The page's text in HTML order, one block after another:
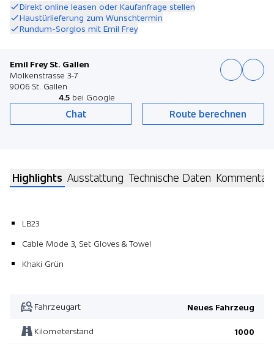
Direkt online leasen oder Kaufanfrage stellen
Haustürlieferung zum Wunschtermin
Rundum-Sorglos mit Emil Frey
Emil Frey St. Gallen
Molkenstrasse 3-7
9006 St. Gallen
4.5 bei Google
Chat Route berechnen
Highlights Ausstattung Technische Daten Kommentar
LB23
Cable Mode 3, Set Gloves & Towel
Khaki Grün
Fahrzeugart Neues Fahrzeug
Kilometerstand 1000